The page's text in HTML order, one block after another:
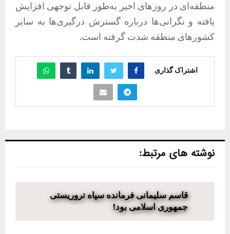
منطقه‌ای در روزهای اخیر به‌طور قابل توجهی افزایش
یافته و نگرانی‌ها درباره گسترش درگیری‌ها به سایر
کشورهای منطقه شدت گرفته است.
اشتراک گذاری
نوشته های مرتبط:
قاسم سلیمانی فرمانده سپاه تروریستی
جمهوری اسلامی بود!